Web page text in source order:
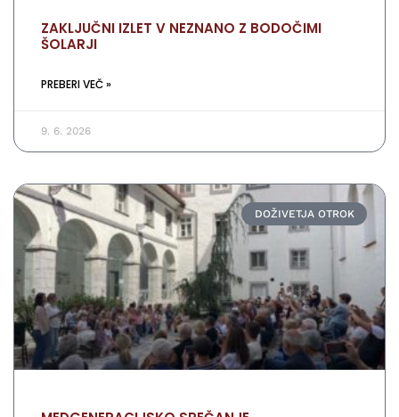
ZAKLJUČNI IZLET V NEZNANO Z BODOČIMI
ŠOLARJI
PREBERI VEČ »
9. 6. 2026
DOŽIVETJA OTROK